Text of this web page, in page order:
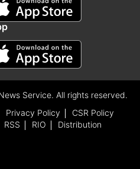
गोमांस बिक्री की शिकायतों
के खिलाफ मामले
जांच संबंधित जिले से बाहर
स्तर के अधिकारी से
तलाशी अभियान को अंजाम
से सटा है और गो तस्करी के
Service. All rights reserved.
Privacy Policy
CSR Policy
RSS RIO Distribution